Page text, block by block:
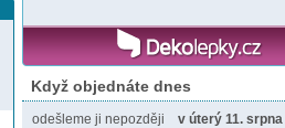
Když objednáte dnes
odešleme ji nepozději
v úterý 11. srpna